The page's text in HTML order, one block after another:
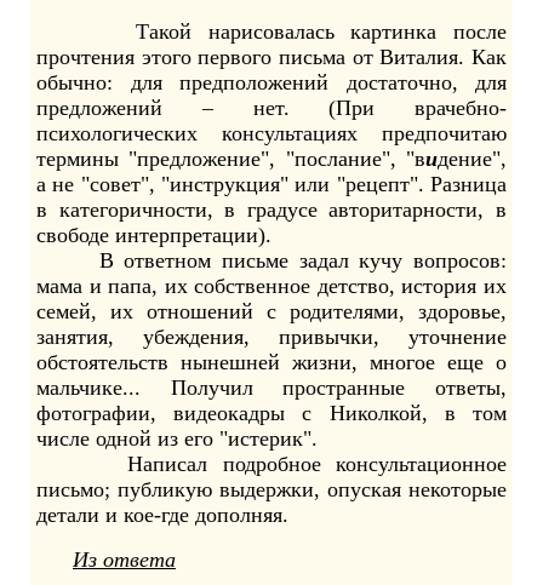
Такой нарисовалась картинка после
прочтения этого первого письма от Виталия. Как
обычно: для предположений достаточно, для
предложений – нет. (При врачебно-
психологических консультациях предпочитаю
термины "предложение", "послание", "видение",
а не "совет", "инструкция" или "рецепт". Разница
в категоричности, в градусе авторитарности, в
свободе интерпретации).
В ответном письме задал кучу вопросов:
мама и папа, их собственное детство, история их
семей, их отношений с родителями, здоровье,
занятия, убеждения, привычки, уточнение
обстоятельств нынешней жизни, многое еще о
мальчике... Получил пространные ответы,
фотографии, видеокадры с Николкой, в том
числе одной из его "истерик".
Написал подробное консультационное
письмо; публикую выдержки, опуская некоторые
детали и кое-где дополняя.
Из ответа